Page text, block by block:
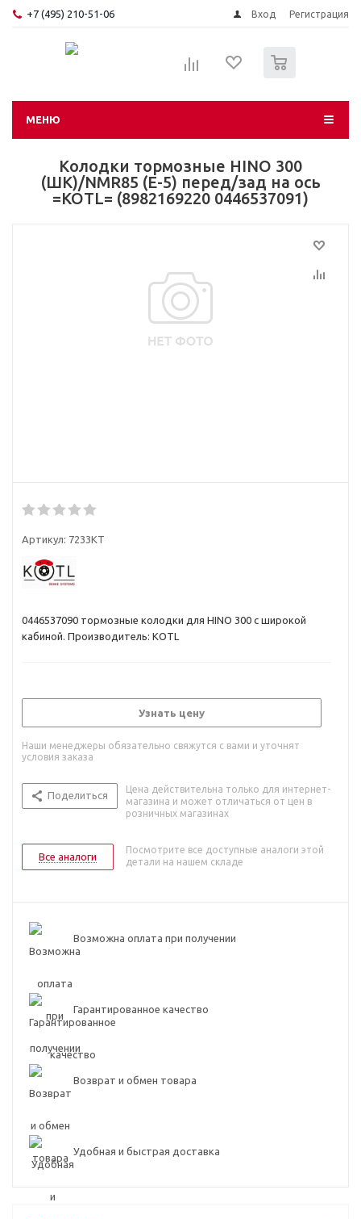
+7 (495) 210-51-06 Вход Регистрация
МЕНЮ
Колодки тормозные HINO 300
(ШК)/NMR85 (Е-5) перед/зад на ось
=KOTL= (8982169220 0446537091)
Артикул: 7233KT
0446537090 тормозные колодки для HINO 300 с широкой
кабиной. Производитель: KOTL
Узнать цену
Наши менеджеры обязательно свяжутся с вами и уточнят
условия заказа
Поделиться
Цена действительна только для интернет-
магазина и может отличаться от цен в
розничных магазинах
Все аналоги
Посмотрите все доступные аналоги этой
детали на нашем складе
Возможна оплата при получении
Гарантированное качество
Возврат и обмен товара
Удобная и быстрая доставка